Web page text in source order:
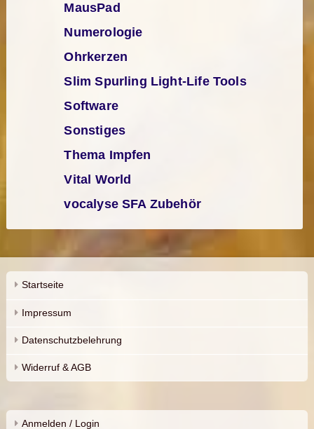
MausPad
Numerologie
Ohrkerzen
Slim Spurling Light-Life Tools
Software
Sonstiges
Thema Impfen
Vital World
vocalyse SFA Zubehör
Startseite
Impressum
Datenschutzbelehrung
Widerruf & AGB
Anmelden / Login